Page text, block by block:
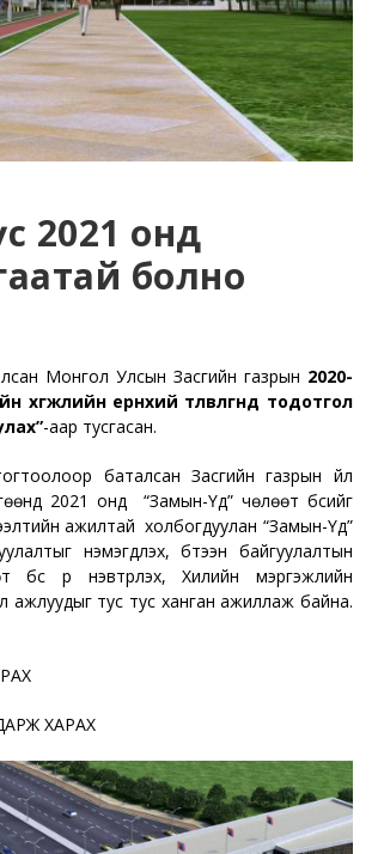
2021 онд
болно
Монгол Улсын Засгийн газрын 2020-
хөгжлийн ерөнхий төлөвлөгөөнд тодотгол
-аар тусгасан.
баталсан Засгийн газрын үйл
2021 онд “Замын-Үүд” чөлөөт бүсийг
ажилтай холбогдуулан “Замын-Үүд”
нэмэгдүүлэх, бүтээн байгуулалтын
рүү нэвтрүүлэх, Хилийн мэргэжлийн
ажлуудыг тус тус ханган ажиллаж байна.
ХАРАХ